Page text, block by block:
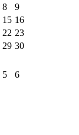
8
9
15 16
22 23
29 30
5 6